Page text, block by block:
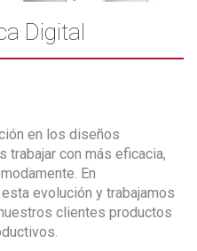
Digital
en los diseños
trabajar con más eficacia,
En
evolución y trabajamos
clientes productos